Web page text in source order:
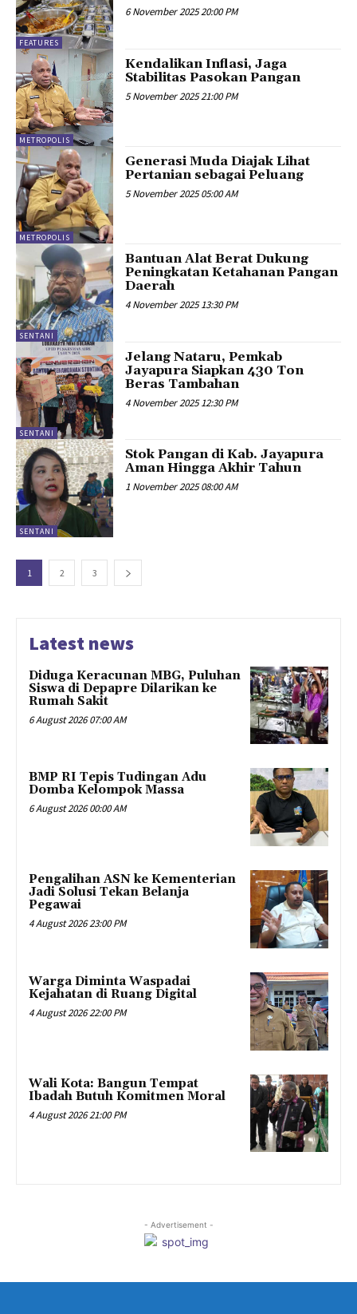
FEATURES
6 November 2025 20:00 PM
METROPOLIS
Kendalikan Inflasi, Jaga
Stabilitas Pasokan Pangan
5 November 2025 21:00 PM
METROPOLIS
Generasi Muda Diajak Lihat
Pertanian sebagai Peluang
5 November 2025 05:00 AM
SENTANI
Bantuan Alat Berat Dukung
Peningkatan Ketahanan Pangan
Daerah
4 November 2025 13:30 PM
SENTANI
Jelang Nataru, Pemkab
Jayapura Siapkan 430 Ton
Beras Tambahan
4 November 2025 12:30 PM
SENTANI
Stok Pangan di Kab. Jayapura
Aman Hingga Akhir Tahun
1 November 2025 08:00 AM
1 2 3
Latest news
Diduga Keracunan MBG, Puluhan
Siswa di Depapre Dilarikan ke
Rumah Sakit
6 August 2026 07:00 AM
​BMP RI Tepis Tudingan Adu
Domba Kelompok Massa
6 August 2026 00:00 AM
Pengalihan ASN ke Kementerian
Jadi Solusi Tekan Belanja
Pegawai
4 August 2026 23:00 PM
Warga Diminta Waspadai
Kejahatan di Ruang Digital
4 August 2026 22:00 PM
Wali Kota: Bangun Tempat
Ibadah Butuh Komitmen Moral
4 August 2026 21:00 PM
- Advertisement -